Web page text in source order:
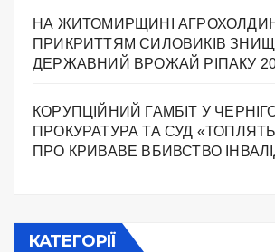
НА ЖИТОМИРЩИНІ
ПРИКРИТТЯМ СИЛОВИКІВ
ДЕРЖАВНИЙ ВРОЖАЙ РІПАКУ ​
КОРУПЦІЙНИЙ ГАМБІТ У
ПРОКУРАТУРА ТА СУД
ПРО КРИВАВЕ ВБИВСТВО
КАТЕГОРІЇ